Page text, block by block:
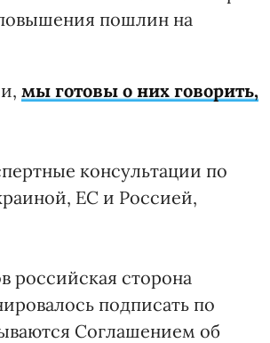
пошлин на
мы готовы о них говорить,
консультации по
ЕС и Россией,
российская сторона
подписать по
Соглашением об